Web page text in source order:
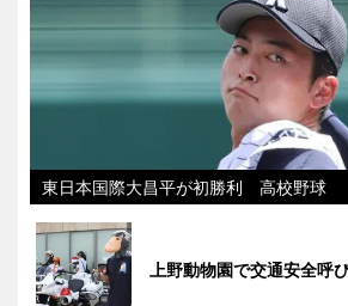
東日本国際大昌平が初勝利 高校野球
上野動物園で交通安全呼